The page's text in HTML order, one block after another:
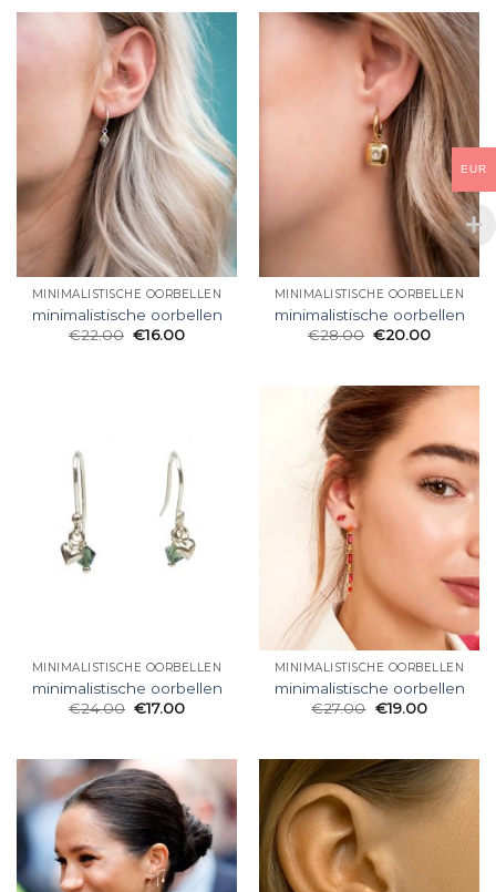
MINIMALISTISCHE OORBELLEN
minimalistische oorbellen
€22.00 €16.00
MINIMALISTISCHE OORBELLEN
minimalistische oorbellen
€28.00 €20.00
MINIMALISTISCHE OORBELLEN
minimalistische oorbellen
€24.00 €17.00
MINIMALISTISCHE OORBELLEN
minimalistische oorbellen
€27.00 €19.00
EUR